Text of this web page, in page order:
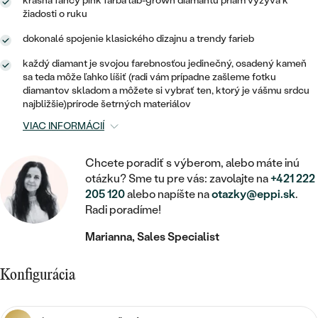
RUČNE RYTÉ
S VÝPLŇOU
SVADOBNÉ SETY
LUXUSNÉ
ZAČAŤ S DIAMANTOM
ZAČAŤ S LABGROWN DIAMANTOM
ZAČAŤ S FAREBNÝM DIAMANTOM
PODĽA DRAHOKAMU
LAB GROWN DIAMANT
MOISSANIT
ČIERNY DIAMANT
BROŠNE
DOPLNKY
ZLATÉ
STRIEBORNÉ
PLATINOVÉ
PODĽA DRAHOKAMU
S DIAMANTMI
DETSKÉ
PIERCING
PODĽA DRAHOKAMU
S DIAMANTMI
S DRAHOKAMAMI
S PERLAMI
PODĽA CENY
CENOVO DOSTUPNÉ
MEDAILÓNY
RETIAZKY
V TVARE SRDCA
SO ZVIERATAMI
PODĽA DRAHOKAMU
S DIAMANTMI
S DRAHOKAMAMI
S PERLAMI
PODĽA CENY
PEČATNÉ
PERSONALIZOVANÉ
S DRAHOKAMAMI
S PERLAMI
žiadosti o ruku
dokonalé spojenie klasického dizajnu a trendy farieb
každý diamant je svojou farebnosťou jedinečný, osadený kameň
sa teda môže ľahko líšiť (radi vám prípadne zašleme fotku
diamantov skladom a môžete si vybrať ten, ktorý je vášmu srdcu
najbližšie)prírode šetrných materiálov
VIAC INFORMÁCIÍ
Chcete poradiť s výberom, alebo máte inú
otázku? Sme tu pre vás: zavolajte na+421 222
205 120alebo napíšte naotazky@eppi.sk.
Radi poradíme!
Marianna, Sales Specialist
Konfigurácia